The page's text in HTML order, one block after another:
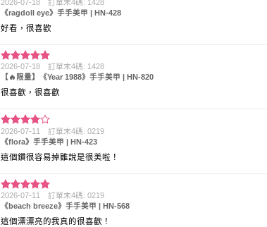
評分5滿
分 5
2026-07-18
訂單末4碼: 1428
《ragdoll eye》手手美甲 | HN-428
好看，很喜歡
評分5滿
分 5
2026-07-18
訂單末4碼: 1428
【🔥限量】《Year 1988》手手美甲 | HN-820
很喜歡，很喜歡
評分4
滿分 5
2026-07-11
訂單末4碼: 0219
《flora》手手美甲 | HN-423
這個鑽很容易掉雖說是很美啦！
評分5滿
分 5
2026-07-11
訂單末4碼: 0219
《beach breeze》手手美甲 | HN-568
這個漂漂亮的我真的很喜歡！